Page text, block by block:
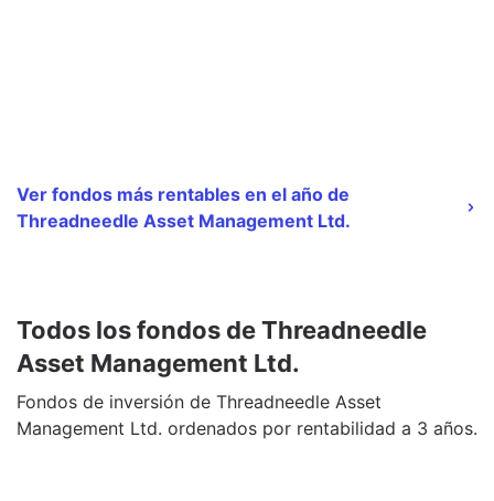
Ver fondos más rentables en el año de
Threadneedle Asset Management Ltd.
Todos los fondos de Threadneedle
Asset Management Ltd.
Fondos de inversión de Threadneedle Asset
Management Ltd. ordenados por rentabilidad a 3 años.